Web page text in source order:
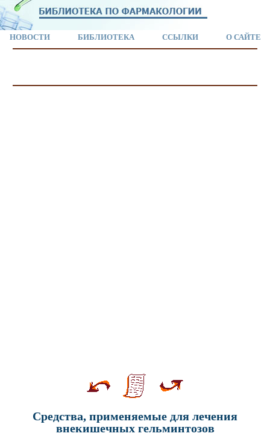
НОВОСТИ БИБЛИОТЕКА ССЫЛКИ О САЙТЕ
Средства, применяемые для лечения
внекишечных гельминтозов